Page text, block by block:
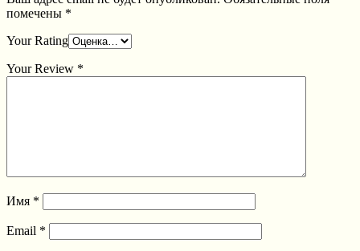
помечены *
Your Rating
Your Review *
Имя *
Email *